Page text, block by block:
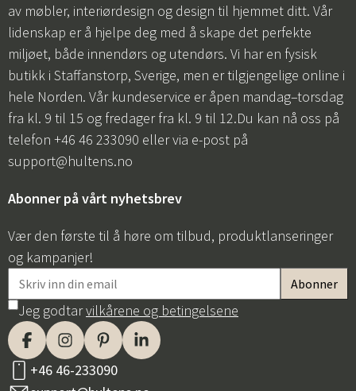
av møbler, interiørdesign og design til hjemmet ditt. Vår
lidenskap er å hjelpe deg med å skape det perfekte
miljøet, både innendørs og utendørs. Vi har en fysisk
butikk i Staffanstorp, Sverige, men er tilgjengelige online i
hele Norden. Vår kundeservice er åpen mandag–torsdag
fra kl. 9 til 15 og fredager fra kl. 9 til 12.Du kan nå oss på
telefon +46 46 233090 eller via e-post på
support@hultens.no
Abonner på vårt nyhetsbrev
Vær den første til å høre om tilbud, produktlanseringer
og kampanjer!
Jeg godtarvilkårene og betingelsene
+46 46-233090